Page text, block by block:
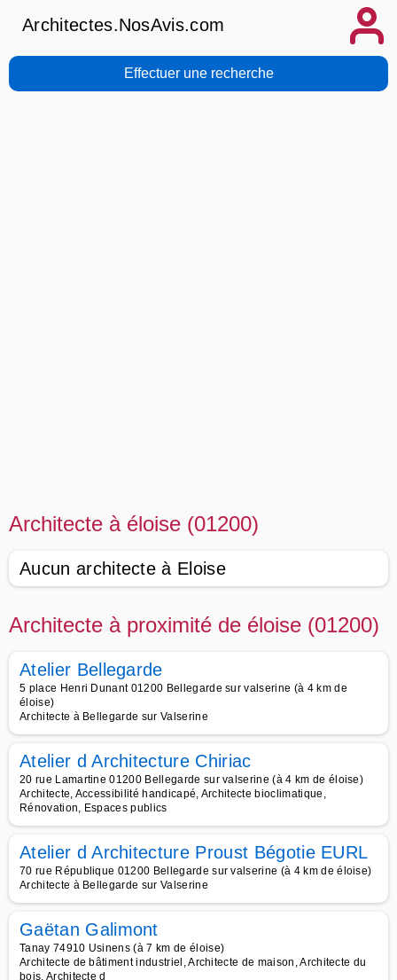
Architectes.NosAvis.com
Effectuer une recherche
Architecte à éloise (01200)
Aucun architecte à Eloise
Architecte à proximité de éloise (01200)
Atelier Bellegarde
5 place Henri Dunant 01200 Bellegarde sur valserine (à 4 km de
éloise)
Architecte à Bellegarde sur Valserine
Atelier d Architecture Chiriac
20 rue Lamartine 01200 Bellegarde sur valserine (à 4 km de éloise)
Architecte, Accessibilité handicapé, Architecte bioclimatique,
Rénovation, Espaces publics
Atelier d Architecture Proust Bégotie EURL
70 rue République 01200 Bellegarde sur valserine (à 4 km de éloise)
Architecte à Bellegarde sur Valserine
Gaëtan Galimont
Tanay 74910 Usinens (à 7 km de éloise)
Architecte de bâtiment industriel, Architecte de maison, Architecte du
bois, Architecte d